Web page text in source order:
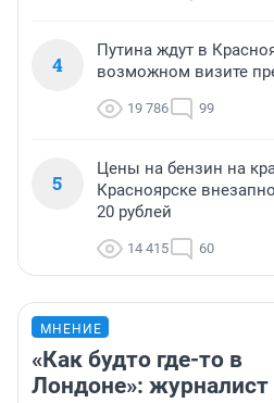
4
Путина ждут в
возможном визите
19 786 99
5
Цены на бензин на
Красноярске
20 рублей
14 415 60
МНЕНИЕ
«Как будто где-то в
Лондоне»: журналист